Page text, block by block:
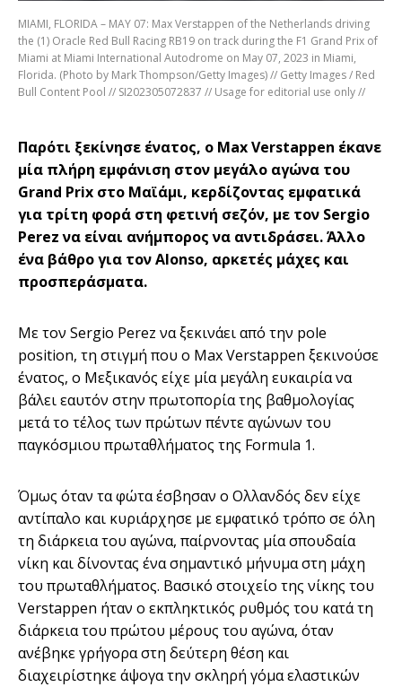
MIAMI, FLORIDA – MAY 07: Max Verstappen of the Netherlands driving
the (1) Oracle Red Bull Racing RB19 on track during the F1 Grand Prix of
Miami at Miami International Autodrome on May 07, 2023 in Miami,
Florida. (Photo by Mark Thompson/Getty Images) // Getty Images / Red
Bull Content Pool // SI202305072837 // Usage for editorial use only //
Παρότι ξεκίνησε ένατος, ο Max Verstappen έκανε
μία πλήρη εμφάνιση στον μεγάλο αγώνα του
Grand Prix στο Μαϊάμι, κερδίζοντας εμφατικά
για τρίτη φορά στη φετινή σεζόν, με τον Sergio
Perez να είναι ανήμπορος να αντιδράσει. Άλλο
ένα βάθρο για τον Alonso, αρκετές μάχες και
προσπεράσματα.
Με τον Sergio Perez να ξεκινάει από την pole
position, τη στιγμή που ο Max Verstappen ξεκινούσε
ένατος, ο Μεξικανός είχε μία μεγάλη ευκαιρία να
βάλει εαυτόν στην πρωτοπορία της βαθμολογίας
μετά το τέλος των πρώτων πέντε αγώνων του
παγκόσμιου πρωταθλήματος της Formula 1.
Όμως όταν τα φώτα έσβησαν ο Ολλανδός δεν είχε
αντίπαλο και κυριάρχησε με εμφατικό τρόπο σε όλη
τη διάρκεια του αγώνα, παίρνοντας μία σπουδαία
νίκη και δίνοντας ένα σημαντικό μήνυμα στη μάχη
του πρωταθλήματος. Βασικό στοιχείο της νίκης του
Verstappen ήταν ο εκπληκτικός ρυθμός του κατά τη
διάρκεια του πρώτου μέρους του αγώνα, όταν
ανέβηκε γρήγορα στη δεύτερη θέση και
διαχειρίστηκε άψογα την σκληρή γόμα ελαστικών